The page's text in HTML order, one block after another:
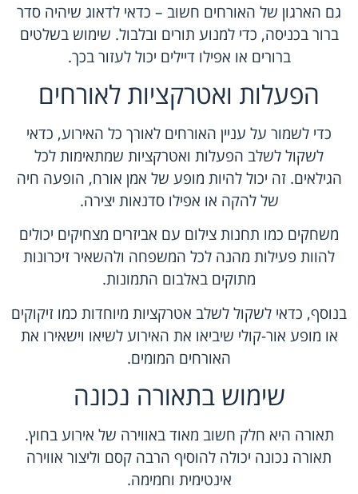
גם הארגון של האורחים חשוב – כדאי לדאוג שיהיה סדר
ברור בכניסה, כדי למנוע תורים ובלבול. שימוש בשלטים
ברורים או אפילו דיילים יכול לעזור בכך.
הפעלות ואטרקציות לאורחים
כדי לשמור על עניין האורחים לאורך כל האירוע, כדאי
לשקול לשלב הפעלות ואטרקציות שמתאימות לכל
הגילאים. זה יכול להיות מופע של אמן אורח, הופעה חיה
של להקה או אפילו סדנאות יצירה.
משחקים כמו תחנות צילום עם אביזרים מצחיקים יכולים
להוות פעילות מהנה לכל המשפחה ולהשאיר זיכרונות
מתוקים באלבום התמונות.
בנוסף, כדאי לשקול לשלב אטרקציות מיוחדות כמו זיקוקים
או מופע אור-קולי שיביאו את האירוע לשיאו וישאירו את
האורחים המומים.
שימוש בתאורה נכונה
תאורה היא חלק חשוב מאוד באווירה של אירוע בחוץ.
תאורה נכונה יכולה להוסיף הרבה קסם וליצור אווירה
אינטימית וחמימה.